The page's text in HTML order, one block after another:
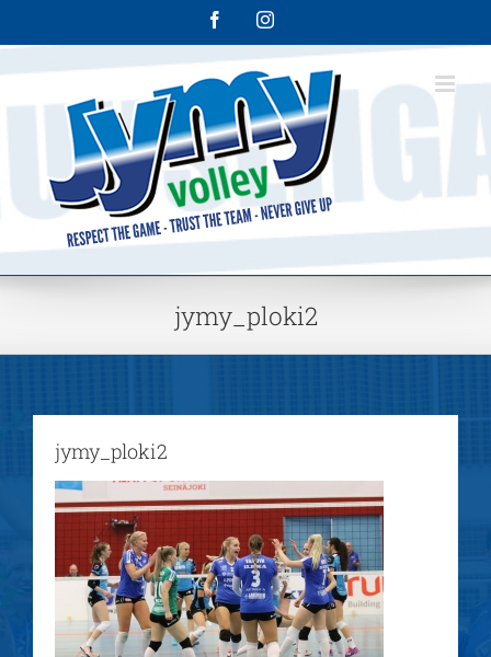
FacebookInstagram
jymy_ploki2
jymy_ploki2